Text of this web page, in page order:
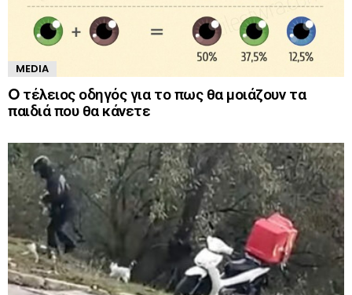
MEDIA
O τέλειος οδηγός για το πως θα μοιάζουν τα
παιδιά που θα κάνετε